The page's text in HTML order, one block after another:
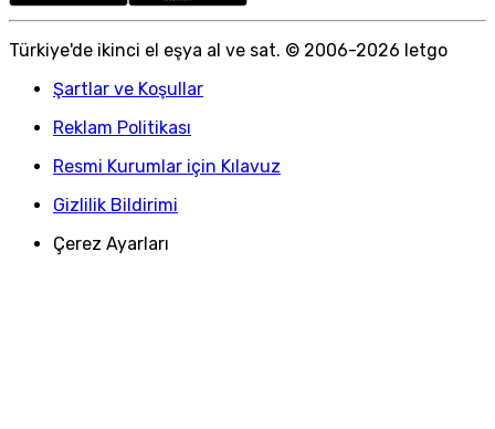
Türkiye'de ikinci el eşya al ve sat. © 2006-2026 letgo
Şartlar ve Koşullar
Reklam Politikası
Resmi Kurumlar için Kılavuz
Gizlilik Bildirimi
Çerez Ayarları